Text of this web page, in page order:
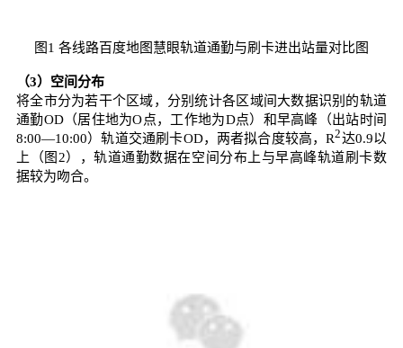
图1 各线路百度地图慧眼轨道通勤与刷卡进出站量对比图
（3）空间分布
将全市分为若干个区域，分别统计各区域间大数据识别的轨道
通勤OD（居住地为O点，工作地为D点）和早高峰（出站时间
8:00—10:00）轨道交通刷卡OD，两者拟合度较高，R2达0.9以
上（图2），轨道通勤数据在空间分布上与早高峰轨道刷卡数
据较为吻合。